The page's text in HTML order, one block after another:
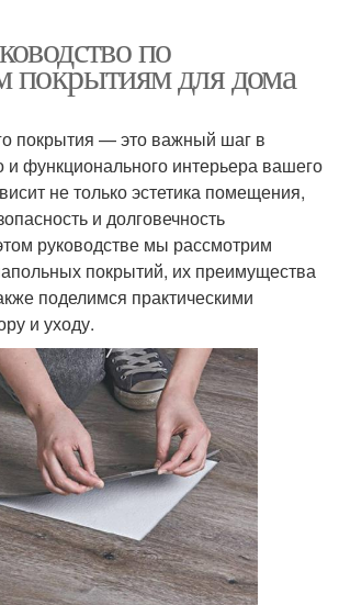
по
покрытиям для дома
покрытия — это важный шаг в
и функционального интерьера вашего
не только эстетика помещения,
и долговечность
руководстве мы рассмотрим
покрытий, их преимущества
поделимся практическими
и уходу.